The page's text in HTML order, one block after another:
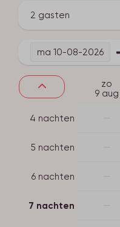
Toegankelijkheid
2 gasten
ma 10-08-2026
zo
9 aug
4 nachten
5 nachten
6 nachten
7 nachten